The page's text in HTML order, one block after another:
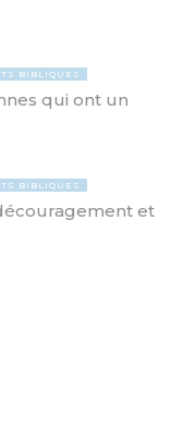
BIBLIQUES
qui ont un
BIBLIQUES
et